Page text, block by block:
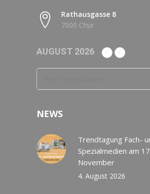
Rathausgasse 8
7000 Chur
AUGUST 2026
NEWS
Trendtagung Fach-
Spezialmedien am
November
4. August 2026